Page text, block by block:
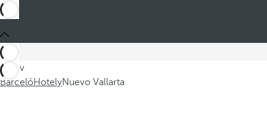
Jste v
BarcelóHotelyNuevo Vallarta